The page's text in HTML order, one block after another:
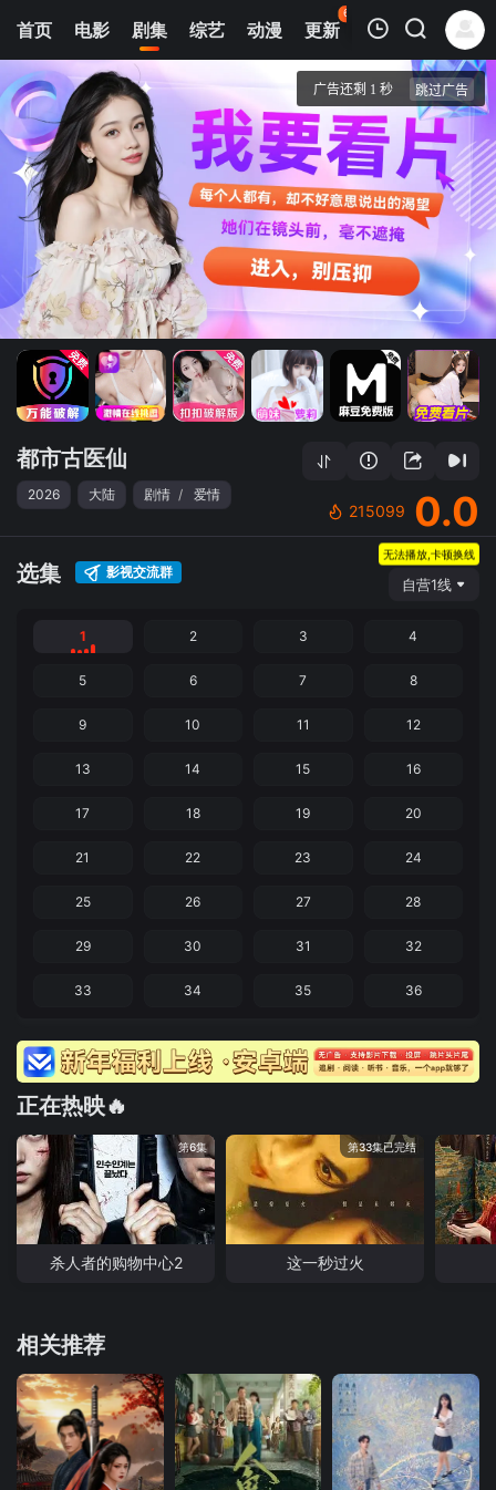
首页 电影 剧集 综艺 动漫 更新
63
热榜 APP
我的观影记录
1
都市古医仙
清空
都市古医仙
2026 大陆 剧情 / 爱情
215099 0.0
选集 影视交流群
无法播放,卡顿换线
自营1线
1 2 3 4
5 6 7 8
9 10 11 12
13 14 15 16
17 18 19 20
21 22 23 24
25 26 27 28
29 30 31 32
33 34 35 36
正在热映🔥
第6集
杀人者的购物中心2
第33集已完结
这一秒过火
相关推荐